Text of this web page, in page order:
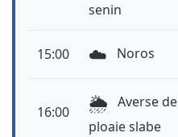
senin
15:00 ☁️ Noros
16:00 🌦️ Averse de
ploaie slabe